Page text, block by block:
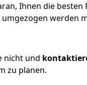
Ihnen die besten
werden
nicht und
zu planen.